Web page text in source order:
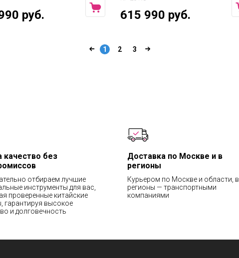
руб. 615 990 руб.
1 2 3
качество без
отбираем лучшие
инструменты для вас,
проверенные китайские
гарантируя высокое
и долговечность
Доставка по Москве и в
регионы
Курьером по Москве и области, в
регионы — транспортными
компаниями